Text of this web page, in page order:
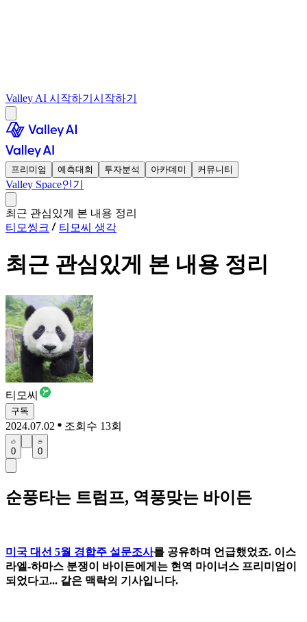
Valley AI 시작하기 시작하기
프리미엄 예측대회 투자분석 아카데미 커뮤니티
Valley Space인기
최근 관심있게 본 내용 정리
티모씽크
티모씨 생각
최근 관심있게 본 내용 정리
티모씨
구독
2024.07.02 조회수 13회
0 0
순풍타는 트럼프, 역풍맞는 바이든
미국 대선 5월 경합주 설문조사를 공유하며 언급했었죠. 이스
라엘-하마스 분쟁이 바이든에게는 현역 마이너스 프리미엄이
되었다고... 같은 맥락의 기사입니다.